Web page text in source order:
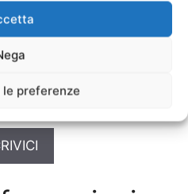
preferenze
AscensoriCampo
VilleCampo Marzio